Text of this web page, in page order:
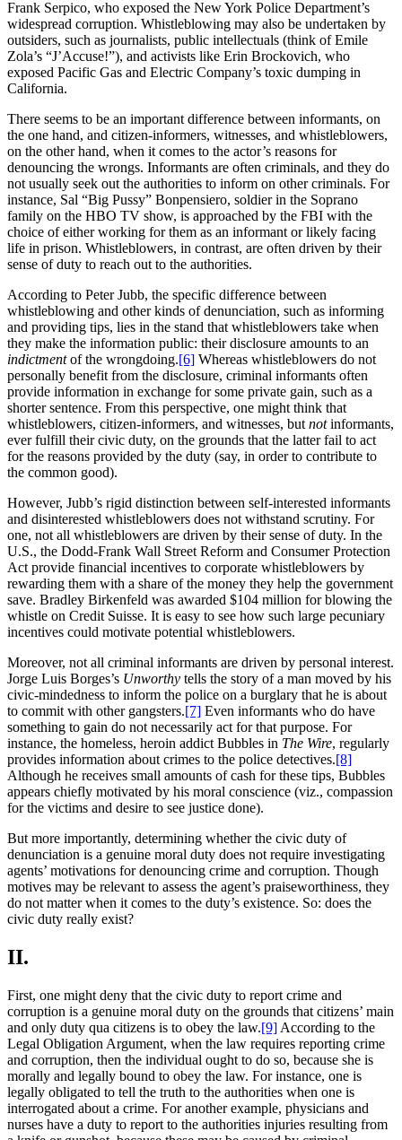
Frank Serpico, who exposed the New York Police Department’s
widespread corruption. Whistleblowing may also be undertaken by
outsiders, such as journalists, public intellectuals (think of Emile
Zola’s “J’Accuse!”), and activists like Erin Brockovich, who
exposed Pacific Gas and Electric Company’s toxic dumping in
California.
There seems to be an important difference between informants, on
the one hand, and citizen-informers, witnesses, and whistleblowers,
on the other hand, when it comes to the actor’s reasons for
denouncing the wrongs. Informants are often criminals, and they do
not usually seek out the authorities to inform on other criminals. For
instance, Sal “Big Pussy” Bonpensiero, soldier in the Soprano
family on the HBO TV show, is approached by the FBI with the
choice of either working for them as an informant or likely facing
life in prison. Whistleblowers, in contrast, are often driven by their
sense of duty to reach out to the authorities.
According to Peter Jubb, the specific difference between
whistleblowing and other kinds of denunciation, such as informing
and providing tips, lies in the stand that whistleblowers take when
they make the information public: their disclosure amounts to an
indictmentof the wrongdoing.[6] Whereas whistleblowers do not
personally benefit from the disclosure, criminal informants often
provide information in exchange for some private gain, such as a
shorter sentence. From this perspective, one might think that
whistleblowers, citizen-informers, and witnesses, but notinformants,
ever fulfill their civic duty, on the grounds that the latter fail to act
for the reasons provided by the duty (say, in order to contribute to
the common good).
However, Jubb’s rigid distinction between self-interested informants
and disinterested whistleblowers does not withstand scrutiny. For
one, not all whistleblowers are driven by their sense of duty. In the
U.S., the Dodd-Frank Wall Street Reform and Consumer Protection
Act provide financial incentives to corporate whistleblowers by
rewarding them with a share of the money they help the government
save. Bradley Birkenfeld was awarded $104 million for blowing the
whistle on Credit Suisse. It is easy to see how such large pecuniary
incentives could motivate potential whistleblowers.
Moreover, not all criminal informants are driven by personal interest.
Jorge Luis Borges’s Unworthy tells the story of a man moved by his
civic-mindedness to inform the police on a burglary that he is about
to commit with other gangsters.[7] Even informants who do have
something to gain do not necessarily act for that purpose. For
instance, the homeless, heroin addict Bubbles in The Wire, regularly
provides information about crimes to the police detectives.[8]
Although he receives small amounts of cash for these tips, Bubbles
appears chiefly motivated by his moral conscience (viz., compassion
for the victims and desire to see justice done).
But more importantly, determining whether the civic duty of
denunciation is a genuine moral duty does not require investigating
agents’ motivations for denouncing crime and corruption. Though
motives may be relevant to assess the agent’s praiseworthiness, they
do not matter when it comes to the duty’s existence. So: does the
civic duty really exist?
II.
First, one might deny that the civic duty to report crime and
corruption is a genuine moral duty on the grounds that citizens’ main
and only duty qua citizens is to obey the law.[9] According to the
Legal Obligation Argument, when the law requires reporting crime
and corruption, then the individual ought to do so, because she is
morally and legally bound to obey the law. For instance, one is
legally obligated to tell the truth to the authorities when one is
interrogated about a crime. For another example, physicians and
nurses have a duty to report to the authorities injuries resulting from